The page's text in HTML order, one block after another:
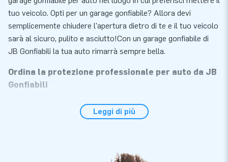
tuo veicolo. Opti per un garage gonfiabile? Allora devi
semplicemente chiudere l'apertura dietro di te e il tuo veicolo
sarà al sicuro, pulito e asciutto!Con un garage gonfiabile di
JB Gonfiabili la tua auto rimarrà sempre bella.
Ordina la protezione professionale per auto da JB
Gonfiabili
Da JB Gonfiabili puoi ordinare facilmente e rapidamente la tua
rimessa gonfiabile per auto e per moto. Le capsule per auto
per auto gonfiabili JB Gonfiabili? È molto semplice: parcheggi
Leggi di più